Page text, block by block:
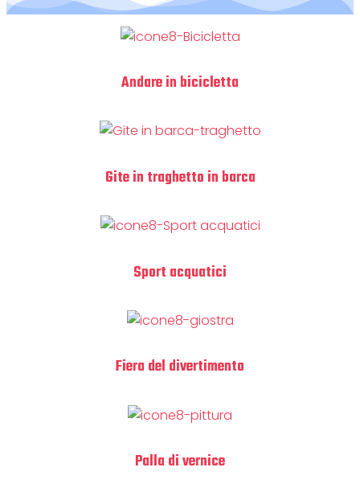
Andare in bicicletta
Gite in traghetto in barca
Sport acquatici
Fiera del divertimento
Palla di vernice